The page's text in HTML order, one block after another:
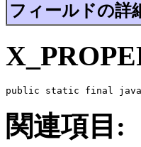
フィールドの詳
public static final
関連項目: